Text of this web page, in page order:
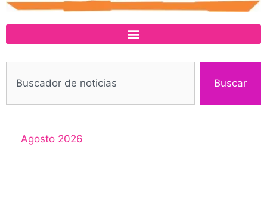
Buscar
Agosto 2026